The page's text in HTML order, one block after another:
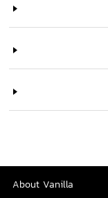
About Vanilla